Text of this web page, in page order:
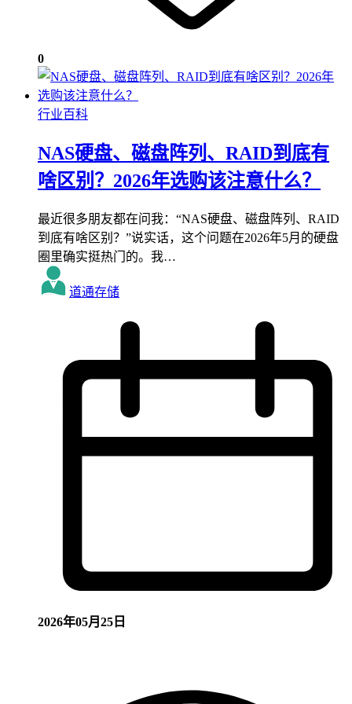
0
行业百科
NAS硬盘、磁盘阵列、RAID到底有
啥区别？2026年选购该注意什么？
最近很多朋友都在问我：“NAS硬盘、磁盘阵列、RAID
到底有啥区别？”说实话，这个问题在2026年5月的硬盘
圈里确实挺热门的。我…
道通存储
2026年05月25日